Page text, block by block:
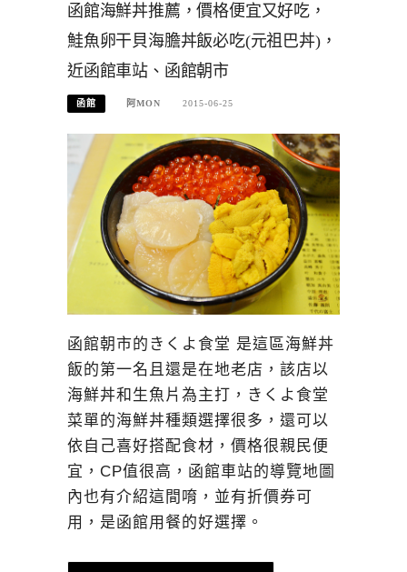
函館海鮮丼推薦，價格便宜又好吃，
鮭魚卵干貝海膽丼飯必吃(元祖巴丼)，
近函館車站、函館朝市
函館 阿MON 2015-06-25
函館朝市的きくよ食堂 是這區海鮮丼
飯的第一名且還是在地老店，該店以
海鮮丼和生魚片為主打，きくよ食堂
菜單的海鮮丼種類選擇很多，還可以
依自己喜好搭配食材，價格很親民便
宜，CP值很高，函館車站的導覽地圖
內也有介紹這間唷，並有折價券可
用，是函館用餐的好選擇。